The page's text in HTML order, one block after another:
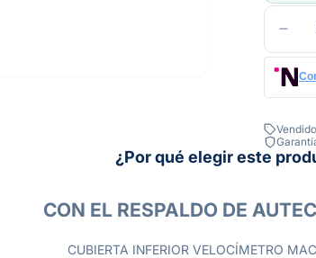
¿Por qué elegir este
CON EL RESPALDO DE
CUBIERTA INFERIOR VELOCÍMETRO